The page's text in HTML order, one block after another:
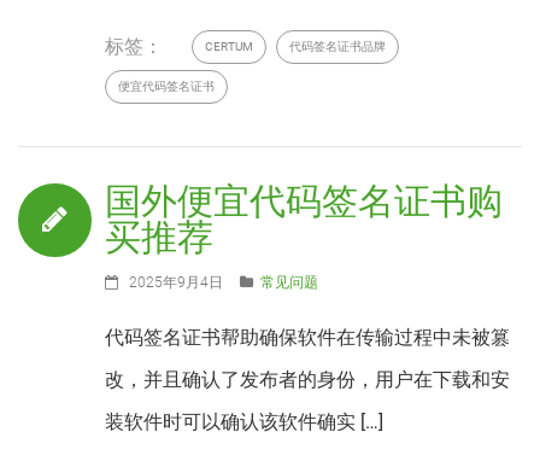
标签： CERTUM 代码签名证书品牌
便宜代码签名证书
国外便宜代码签名证书购
买推荐
2025年9月4日 常见问题
代码签名证书帮助确保软件在传输过程中未被篡
改，并且确认了发布者的身份，用户在下载和安
装软件时可以确认该软件确实 […]